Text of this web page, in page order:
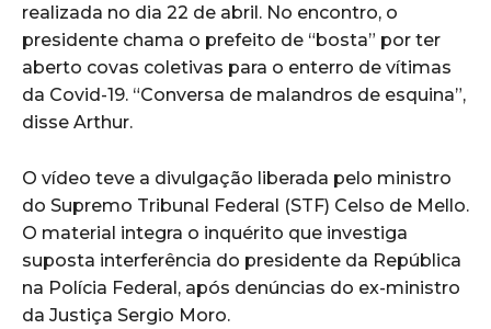
realizada no dia 22 de abril. No encontro, o
presidente chama o prefeito de “bosta” por ter
aberto covas coletivas para o enterro de vítimas
da Covid-19. “Conversa de malandros de esquina”,
disse Arthur.
O vídeo teve a divulgação liberada pelo ministro
do Supremo Tribunal Federal (STF) Celso de Mello.
O material integra o inquérito que investiga
suposta interferência do presidente da República
na Polícia Federal, após denúncias do ex-ministro
da Justiça Sergio Moro.